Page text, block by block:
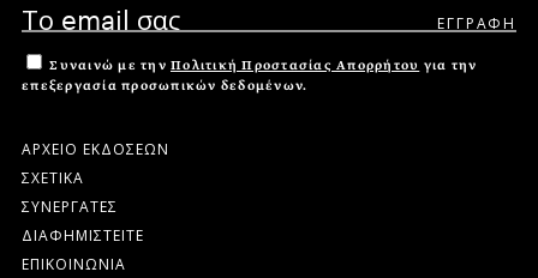
Συναινώ με την Πολιτική Προστασίας Απορρήτου για την
επεξεργασία προσωπικών δεδομένων.
ΑΡΧΕΙΟ ΕΚΔΟΣΕΩΝ
ΣΧΕΤΙΚΑ
ΣΥΝΕΡΓΑΤΕΣ
ΔΙΑΦΗΜΙΣΤΕΙΤΕ
ΕΠΙΚΟΙΝΩΝΙΑ